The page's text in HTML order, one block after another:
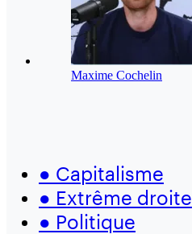
Maxime Cochelin
● Capitalisme
● Extrême droite
● Politique